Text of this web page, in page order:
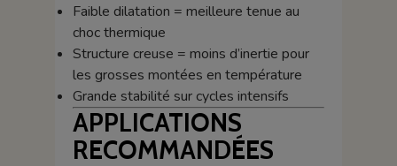
Faible dilatation = meilleure tenue au
choc thermique
Structure creuse = moins d’inertie pour
les grosses montées en température
Grande stabilité sur cycles intensifs
APPLICATIONS
RECOMMANDÉES